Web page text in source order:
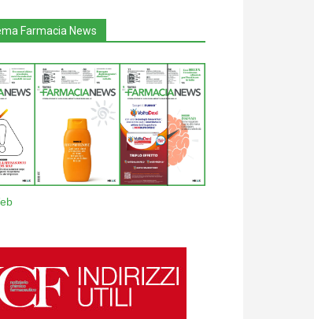
Farmacia News